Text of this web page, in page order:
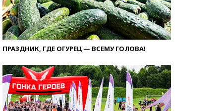
ПРАЗДНИК, ГДЕ ОГУРЕЦ — ВСЕМУ ГОЛОВА!